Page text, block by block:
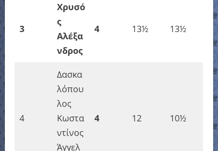
3
Χρυσό
ς
Αλέξα
νδρος
4 13½ 13½
4
Δασκα
λόπου
λος
Κωστα
ντίνος
Άγγελ
4 12 10½